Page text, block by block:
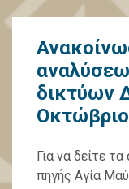
δικτύων
Για να δείτε
πηγής Αγία